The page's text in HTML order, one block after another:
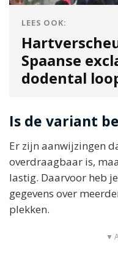
LEES OOK:
Spaanse
dodental
Is de variant
Er zijn aanwijzingen
overdraagbaar is,
lastig. Daarvoor heb
gegevens over
plekken.
▼